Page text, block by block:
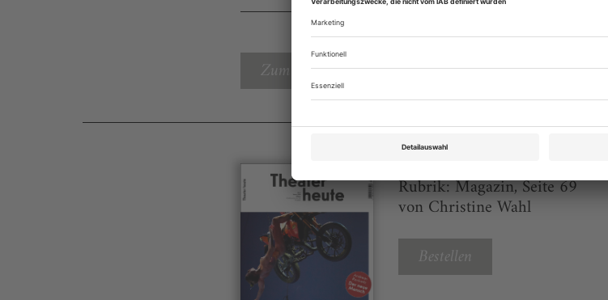
Zum Inhaltsverzeichnis
Rubrik: Magazin, Seite 69
von Christine Wahl
Bestellen